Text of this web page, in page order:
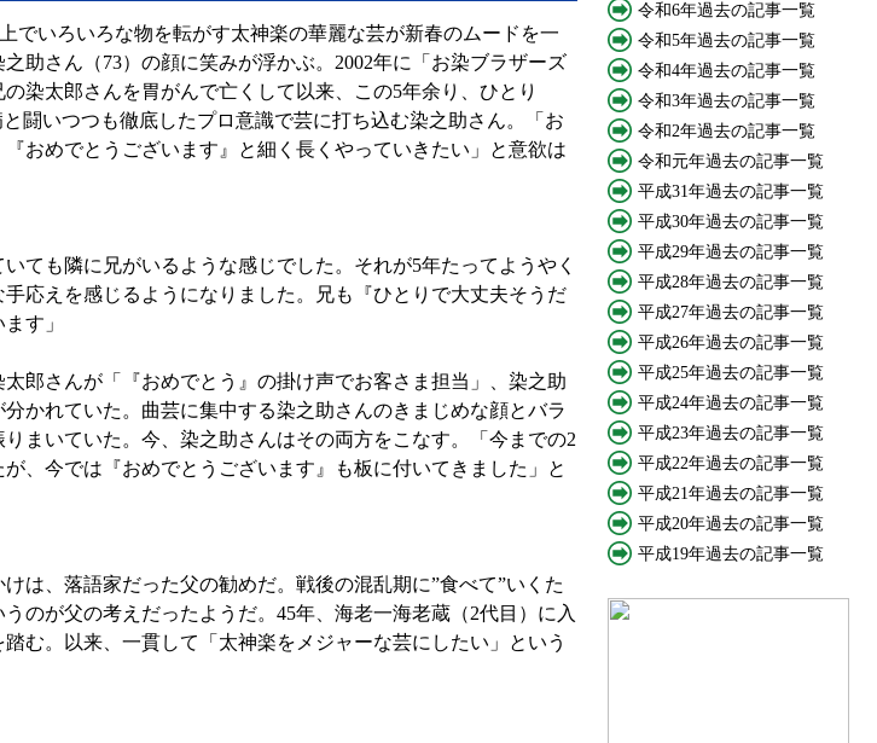
いろいろな物を転がす太神楽の華麗な芸が新春のムードを一
助さん（73）の顔に笑みが浮かぶ。2002年に「お染ブラザーズ
染太郎さんを胃がんで亡くして以来、この5年余り、ひとり
闘いつつも徹底したプロ意識で芸に打ち込む染之助さん。「お
おめでとうございます』と細く長くやっていきたい」と意欲は
ても隣に兄がいるような感じでした。それが5年たってようやく
手応えを感じるようになりました。兄も『ひとりで大丈夫そうだ
す」
郎さんが「『おめでとう』の掛け声でお客さま担当」、染之助
かれていた。曲芸に集中する染之助さんのきまじめな顔とバラ
まいていた。今、染之助さんはその両方をこなす。「今までの2
、今では『おめでとうございます』も板に付いてきました」と
は、落語家だった父の勧めだ。戦後の混乱期に”食べて”いくた
のが父の考えだったようだ。45年、海老一海老蔵（2代目）に入
む。以来、一貫して「太神楽をメジャーな芸にしたい」という
令和6年過去の記事一覧
令和5年過去の記事一覧
令和4年過去の記事一覧
令和3年過去の記事一覧
令和2年過去の記事一覧
令和元年過去の記事一覧
平成31年過去の記事一覧
平成30年過去の記事一覧
平成29年過去の記事一覧
平成28年過去の記事一覧
平成27年過去の記事一覧
平成26年過去の記事一覧
平成25年過去の記事一覧
平成24年過去の記事一覧
平成23年過去の記事一覧
平成22年過去の記事一覧
平成21年過去の記事一覧
平成20年過去の記事一覧
平成19年過去の記事一覧